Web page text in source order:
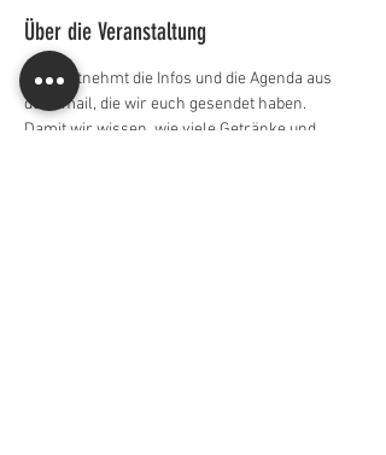
Über die Veranstaltung
Bitte entnehmt die Infos und die Agenda aus
der Email, die wir euch gesendet haben.
Damit wir wissen, wie viele Getränke und